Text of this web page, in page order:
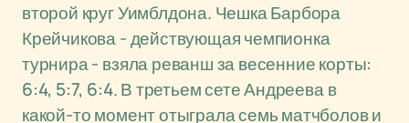
второй круг Уимблдона. Чешка Барбора
Крейчикова - действующая чемпионка
турнира - взяла реванш за весенние корты:
6:4, 5:7, 6:4. В третьем сете Андреева в
какой-то момент отыграла семь матчболов и